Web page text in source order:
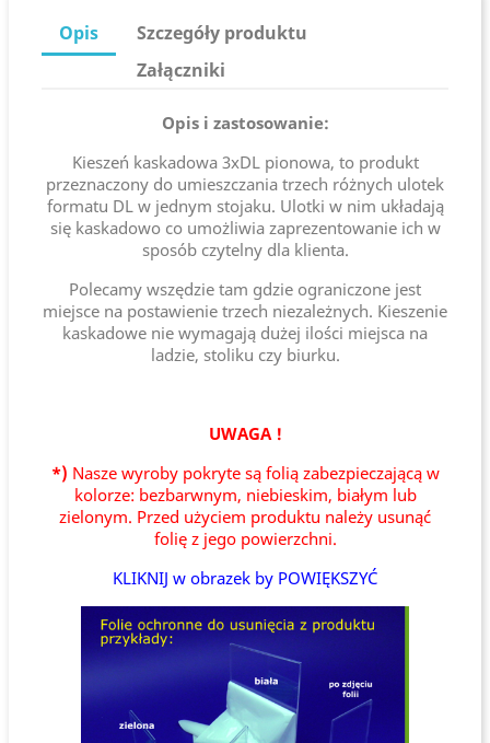
Opis
Szczegóły produktu
Załączniki
Opis i zastosowanie:
Kieszeń kaskadowa 3xDL pionowa, to produkt
przeznaczony do umieszczania trzech różnych ulotek
formatu DL w jednym stojaku. Ulotki w nim układają
się kaskadowo co umożliwia zaprezentowanie ich w
sposób czytelny dla klienta.
Polecamy wszędzie tam gdzie ograniczone jest
miejsce na postawienie trzech niezależnych. Kieszenie
kaskadowe nie wymagają dużej ilości miejsca na
ladzie, stoliku czy biurku.
UWAGA !
*) Nasze wyroby pokryte są folią zabezpieczającą w
kolorze: bezbarwnym, niebieskim, białym lub
zielonym. Przed użyciem produktu należy usunąć
folię z jego powierzchni.
KLIKNIJ w obrazek by POWIĘKSZYĆ